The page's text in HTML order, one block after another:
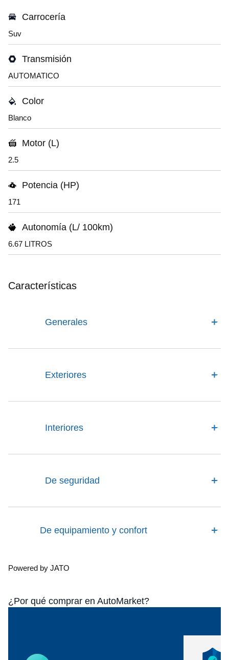
Carrocería
Suv
Transmisión
AUTOMATICO
Color
Blanco
Motor (L)
2.5
Potencia (HP)
171
Autonomía (L/ 100km)
6.67 LITROS
Características
Generales
Exteriores
Interiores
De seguridad
De equipamiento y confort
Powered by JATO
¿Por qué comprar en AutoMarket?